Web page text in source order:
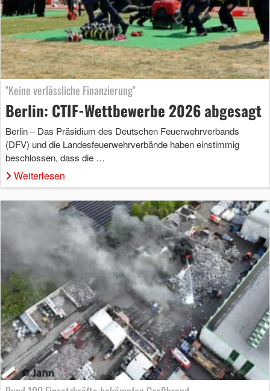
"Keine verlässliche Finanzierung"
Berlin: CTIF-Wettbewerbe 2026 abgesagt
Berlin – Das Präsidium des Deutschen Feuerwehrverbands
(DFV) und die Landesfeuerwehrverbände haben einstimmig
beschlossen, dass die …
Weiterlesen